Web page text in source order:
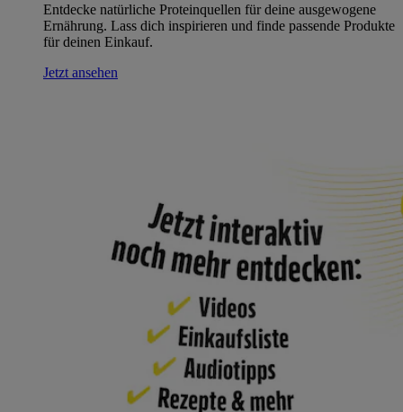
Entdecke natürliche Proteinquellen für deine ausgewogene
Ernährung. Lass dich inspirieren und finde passende Produkte
für deinen Einkauf.
Jetzt ansehen